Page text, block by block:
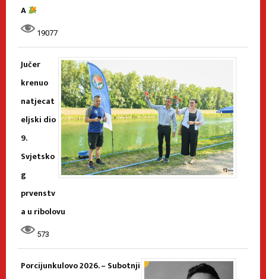
A
19077
Jučer
krenuo
natjecat
eljski dio
9.
Svjetsko
g
prvenstv
a u ribolovu
573
Porcijunkulovo 2026. – Subotnji